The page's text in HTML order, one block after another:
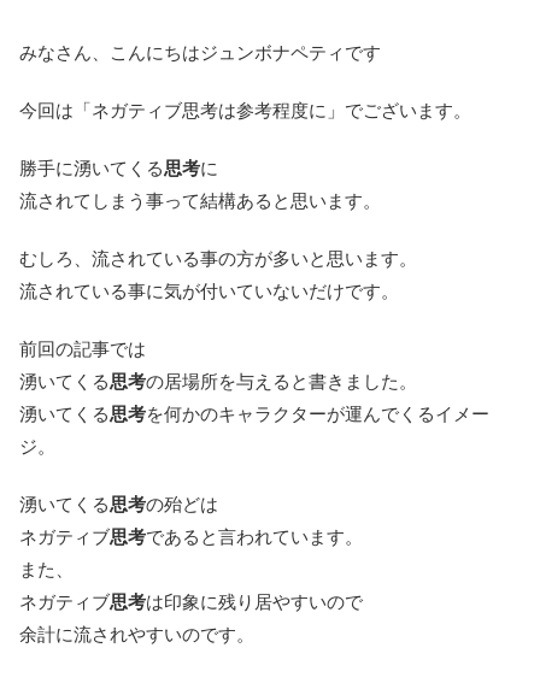
みなさん、こんにちはジュンボナペティです
今回は「ネガティブ思考は参考程度に」でございます。
勝手に湧いてくる思考に
流されてしまう事って結構あると思います。
むしろ、流されている事の方が多いと思います。
流されている事に気が付いていないだけです。
前回の記事では
湧いてくる思考の居場所を与えると書きました。
湧いてくる思考を何かのキャラクターが運んでくるイメー
ジ。
湧いてくる思考の殆どは
ネガティブ思考であると言われています。
また、
ネガティブ思考は印象に残り居やすいので
余計に流されやすいのです。